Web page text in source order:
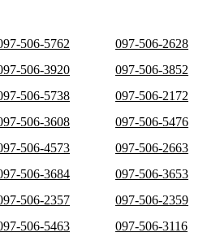
506-5762
097-506-2628
506-3920
097-506-3852
506-5738
097-506-2172
506-3608
097-506-5476
506-4573
097-506-2663
506-3684
097-506-3653
506-2357
097-506-2359
506-5463
097-506-3116